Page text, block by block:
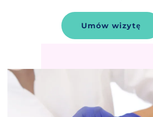
Umów wizytę